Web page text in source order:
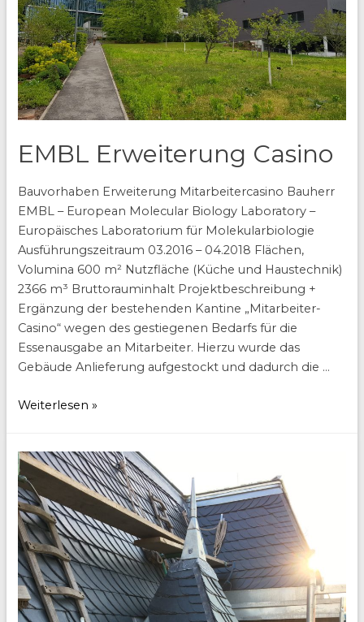
EMBL Erweiterung Casino
Bauvorhaben Erweiterung Mitarbeitercasino Bauherr
EMBL – European Molecular Biology Laboratory –
Europäisches Laboratorium für Molekularbiologie
Ausführungszeitraum 03.2016 – 04.2018 Flächen,
Volumina 600 m² Nutzfläche (Küche und Haustechnik)
2366 m³ Bruttorauminhalt Projektbeschreibung +
Ergänzung der bestehenden Kantine „Mitarbeiter-
Casino“ wegen des gestiegenen Bedarfs für die
Essenausgabe an Mitarbeiter. Hierzu wurde das
Gebäude Anlieferung aufgestockt und dadurch die …
EMBL
Weiterlesen »